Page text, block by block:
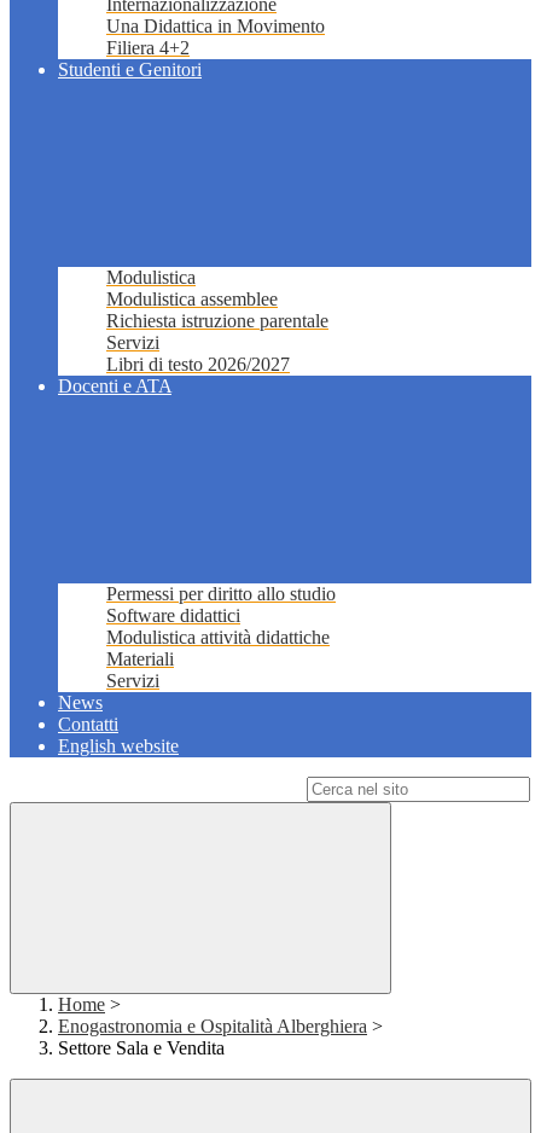
Internazionalizzazione
Una Didattica in Movimento
Filiera 4+2
Studenti e Genitori
Modulistica
Modulistica assemblee
Richiesta istruzione parentale
Servizi
Libri di testo 2026/2027
Docenti e ATA
Permessi per diritto allo studio
Software didattici
Modulistica attività didattiche
Materiali
Servizi
News
Contatti
English website
Home >
Enogastronomia e Ospitalità Alberghiera >
Settore Sala e Vendita